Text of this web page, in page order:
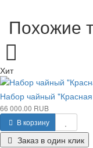
Похожие
Хит
Набор чайный
66 000.00 RUB
В корзину
Заказ в один клик